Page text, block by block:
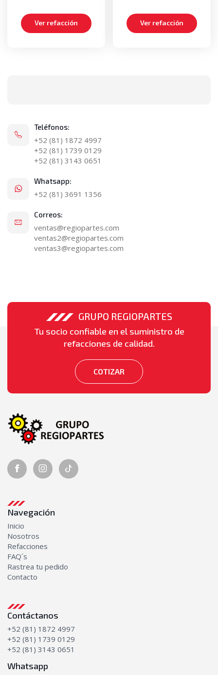
Ver refacción Ver refacción
Teléfonos:
+52 (81) 1872 4997
+52 (81) 1739 0129
+52 (81) 3143 0651
Whatsapp:
+52 (81) 3691 1356
Correos:
ventas@regiopartes.com
ventas2@regiopartes.com
ventas3@regiopartes.com
GRUPO REGIOPARTES
Tu socio confiable en el suministro de
refacciones de calidad.
COTIZAR
Navegación
Inicio
Nosotros
Refacciones
FAQ´s
Rastrea tu pedido
Contacto
Contáctanos
+52 (81) 1872 4997
+52 (81) 1739 0129
+52 (81) 3143 0651
Whatsapp